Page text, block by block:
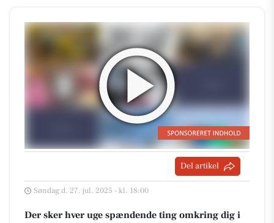
Del artikel
Søndag d. 27. jul. 2025 - kl. 18:00
Der sker hver uge spændende ting omkring dig i